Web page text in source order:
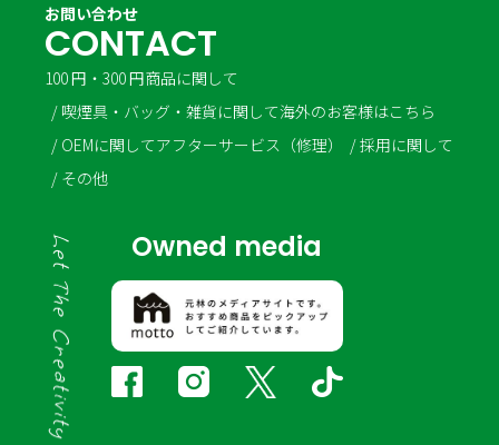
お問い合わせ
CONTACT
100 円・300 円商品に関して
喫煙具・バッグ・雑貨に関して海外のお客様はこちら
OEMに関してアフターサービス（修理）
採用に関して
その他
Owned media